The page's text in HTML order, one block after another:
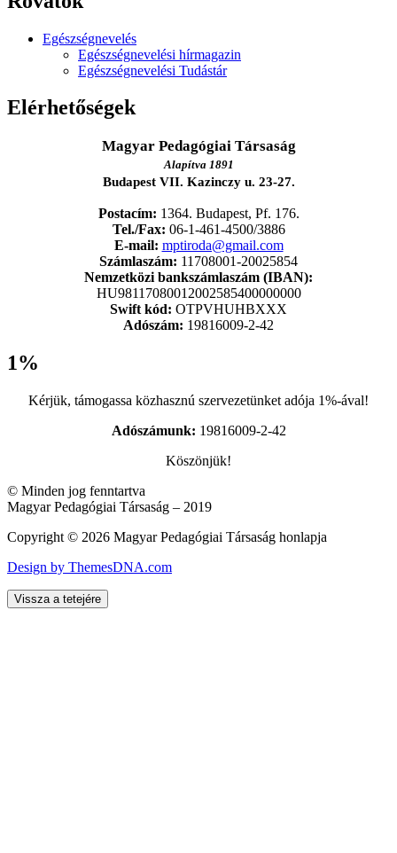
Egészségnevelés
Egészségnevelési hírmagazin
Egészségnevelési Tudástár
Elérhetőségek
Magyar Pedagógiai Társaság
Alapítva 1891
Budapest VII. Kazinczy u. 23-27.
Postacím: 1364. Budapest, Pf. 176.
Tel./Fax: 06-1-461-4500/3886
E-mail: mptiroda@gmail.com
Számlaszám: 11708001-20025854
Nemzetközi bankszámlaszám (IBAN):
HU98117080012002585400000000
Swift kód: OTPVHUHBXXX
Adószám: 19816009-2-42
1%
Kérjük, támogassa közhasznú szervezetünket adója 1%-ával!
Adószámunk: 19816009-2-42
Köszönjük!
© Minden jog fenntartva
Magyar Pedagógiai Társaság – 2019
Copyright © 2026 Magyar Pedagógiai Társaság honlapja
Design by ThemesDNA.com
Vissza a tetejére